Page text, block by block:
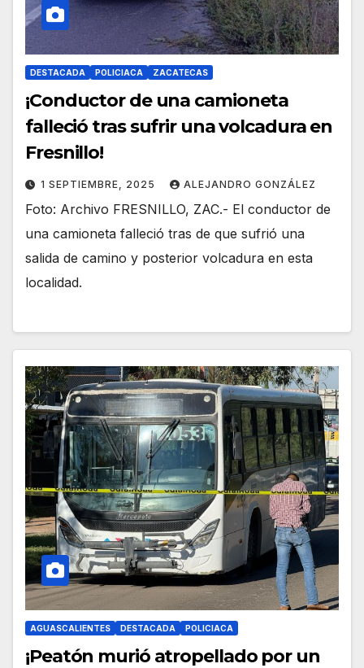
DESTACADA POLICIACA ZACATECAS
¡Conductor de una camioneta
falleció tras sufrir una volcadura en
Fresnillo!
1 SEPTIEMBRE, 2025 ALEJANDRO GONZÁLEZ
Foto: Archivo FRESNILLO, ZAC.- El conductor de
una camioneta falleció tras de que sufrió una
salida de camino y posterior volcadura en esta
localidad.
AGUASCALIENTES DESTACADA POLICIACA
¡Peatón murió atropellado por un